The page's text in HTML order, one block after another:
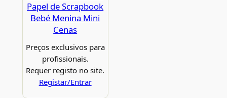
Papel de Scrapbook
Bebé Menina Mini
Cenas
Preços exclusivos para
profissionais.
Requer registo no site.
Registar/Entrar